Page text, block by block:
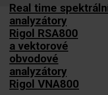
Real time
analyzátory
Rigol RSA800
a vektorové
obvodové
analyzátory
Rigol VNA800